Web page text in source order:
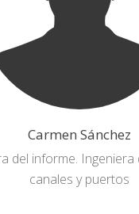
Carmen Sánchez
del informe. Ingeniera
canales y puertos